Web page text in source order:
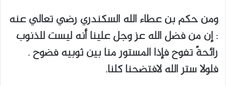
ومن حكم بن عطاء الله السكندري رضي تعالي عنه
: إن من فضل الله عز وجل علينا أنه ليست للذنوب
رائحةً تفوح فإذا المستور منا بين ثوبيه فضوح .
فلولا ستر الله لافتضحنا كلنا.